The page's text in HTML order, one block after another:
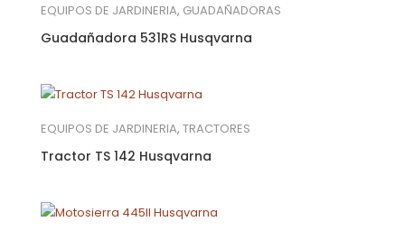
EQUIPOS DE JARDINERIA, GUADAÑADORAS
Guadañadora 531RS Husqvarna
EQUIPOS DE JARDINERIA, TRACTORES
Tractor TS 142 Husqvarna